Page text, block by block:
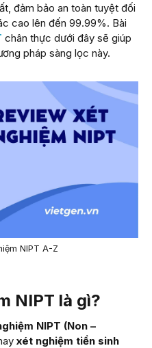
đảm bảo an toàn tuyệt đối
cao lên đến 99.99%. Bài
chân thực dưới đây sẽ giúp
pháp sàng lọc này.
NIPT A-Z
NIPT là gì?
NIPT (Non –
xét nghiệm tiền sinh